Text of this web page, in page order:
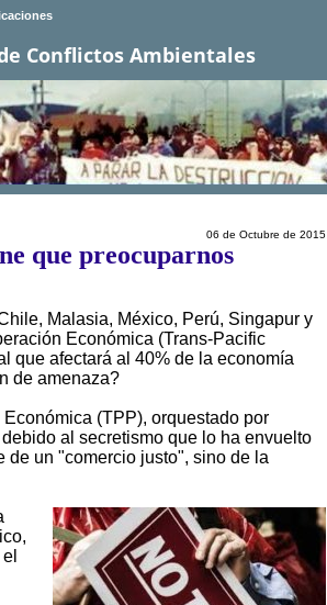
Conflictos Ambientales
06 de Octubre de 2015
que preocuparnos
Malasia, México, Perú, Singapur y
Económica (Trans-Pacific
que afectará al 40% de la economía
de amenaza?
(TPP), orquestado por
al secretismo que lo ha envuelto
de un "comercio justo", sino de la